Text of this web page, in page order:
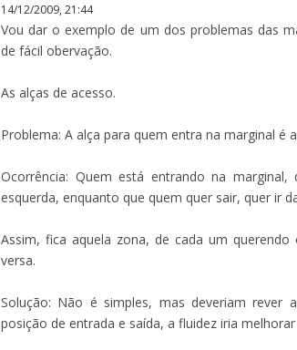
14/12/2009, 21:44
Vou dar o exemplo de um dos problemas das
de fácil obervação.
As alças de acesso.
Problema: A alça para quem entra na marginal é
Ocorrência: Quem está entrando na
esquerda, enquanto que quem quer sair, quer ir
Assim, fica aquela zona, de cada um
versa.
Solução: Não é simples, mas deveriam rever
posição de entrada e saída, a fluidez iria